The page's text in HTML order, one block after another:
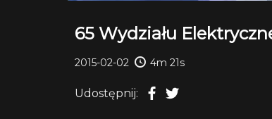
65 Wydziału
2015-02-02 4m 21s
Udostępnij: